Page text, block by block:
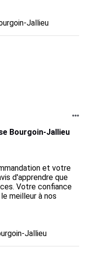
Jallieu
Bourgoin-Jallieu
et votre
d'apprendre que
Votre confiance
meilleur à nos
Jallieu